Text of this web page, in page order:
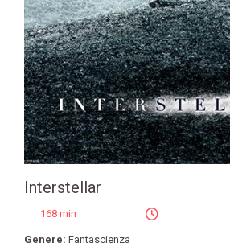
Interstellar
168 min
Genere: Fantascienza